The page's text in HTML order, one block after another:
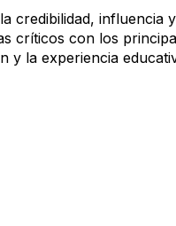
credibilidad,
críticos con los
y la experiencia